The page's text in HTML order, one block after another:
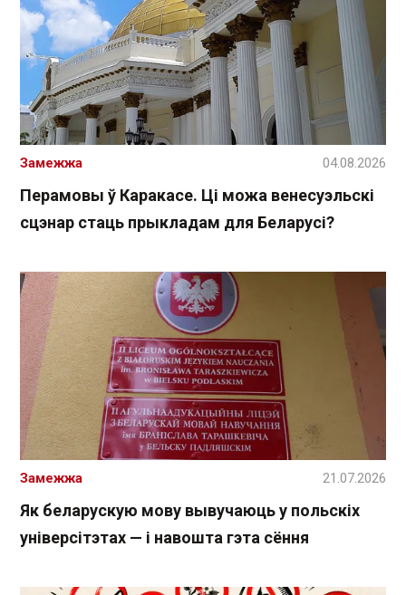
Перамовы ў Каракасе. Ці можа венесуэльскі
сцэнар стаць прыкладам для Беларусі?
Замежжа 04.08.2026
Як беларускую мову вывучаюць у польскіх
універсітэтах — і навошта гэта сёння
Замежжа 21.07.2026